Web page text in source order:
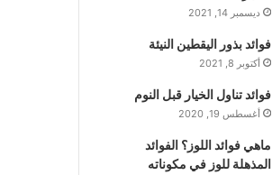
ديسمبر 14, 2021
فوائد بذور اليقطين النيئة
أكتوبر 8, 2021
فوائد تناول الخيار قبل النوم
أغسطس 19, 2020
ماهي فوائد اللوز؟ الفوائد
المذهلة للوز في مكوناته